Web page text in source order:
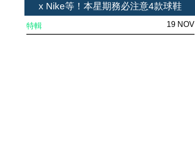
x Nike等！本星期務必注意4款球鞋
特輯 19 NOV